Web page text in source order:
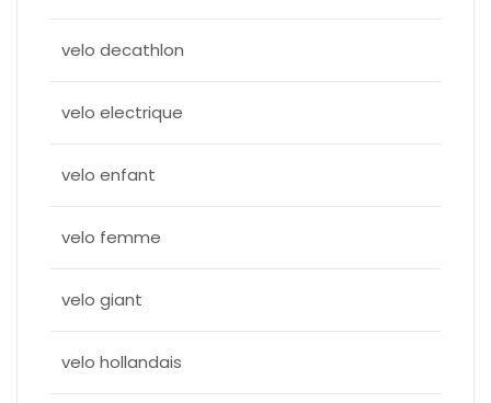
velo decathlon
velo electrique
velo enfant
velo femme
velo giant
velo hollandais